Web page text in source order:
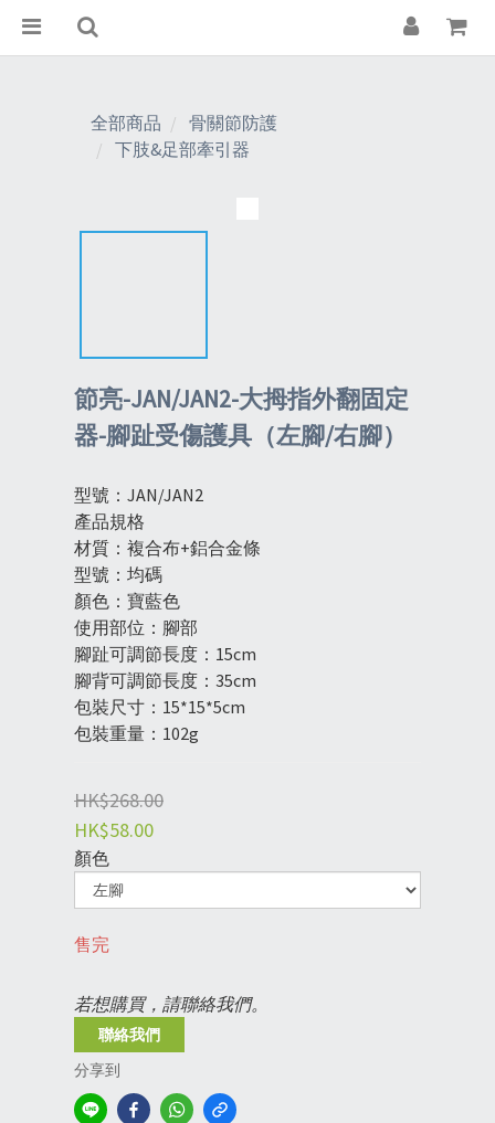
全部商品
骨關節防護
下肢&足部牽引器
節亮-JAN/JAN2-大拇指外翻固定
器-腳趾受傷護具（左腳/右腳）
型號：JAN/JAN2
產品規格
材質：複合布+鋁合金條
型號：均碼
顏色：寶藍色
使用部位：腳部
腳趾可調節長度：15cm
腳背可調節長度：35cm
包裝尺寸：15*15*5cm
包裝重量：102g
HK$268.00
HK$58.00
顏色
售完
若想購買，請聯絡我們。
聯絡我們
分享到